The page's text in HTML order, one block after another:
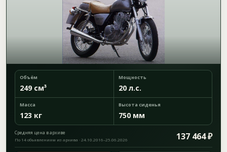
Объём
249 см³
Мощность
20 л.с.
Масса
123 кг
Высота сиденья
750 мм
Средняя цена в архиве 137 464 ₽
По 14 объявлениям из архива · 24.10.2016–25.06.2026